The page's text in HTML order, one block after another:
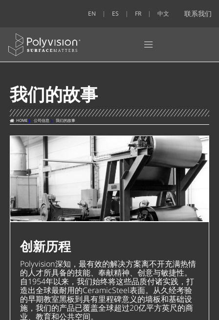
EN ES FR 中文 联系我们
我们的故事
HOME 公司信息 我们的故事
创新历程
Polyvision深知，最有效的解决方案离不开充满热情
的人才所具备的技能、奉献精神、创意与敏捷性。
自1954年以来，我们始终将这些品质付诸实践，打
造出全球最耐用的CeramicSteel表面。从久经考验
的早期教室黑板到具有里程碑意义的墙板和基础设
施，我们的产品已覆盖全球超过20亿平方英尺的商
业、教育和公共空间。